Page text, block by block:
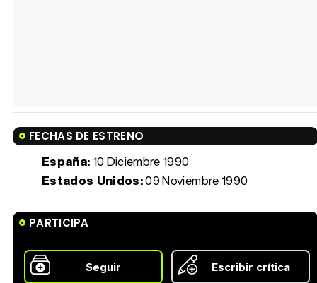
FECHAS DE ESTRENO
España: 10 Diciembre 1990
Estados Unidos:09 Noviembre 1990
PARTICIPA
Seguir Escribir crítica